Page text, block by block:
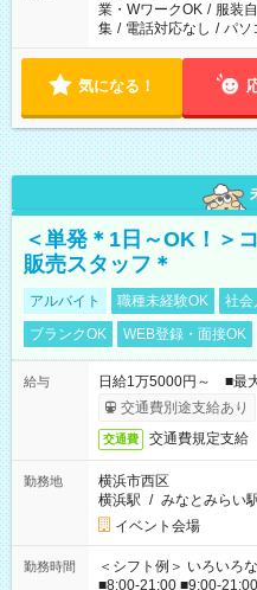
業・WワークOK / 服装
集 / 電話対応なし / パソ
気になる！
＜単発＊1日～OK！＞
販売スタッフ＊
アルバイト 職種未経験OK 社会
ブランクOK
WEB登録・面接OK
給与
日給1万5000円～ ■最
交通費別途支給あり
交通費 交通費規定支給
勤務地
横浜市西区
横浜駅 / みなとみらい
イベント会場
勤務時間
＜シフト例＞ いろいろ
■8:00-21:00 ■9:00-